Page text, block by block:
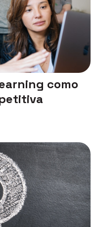
como